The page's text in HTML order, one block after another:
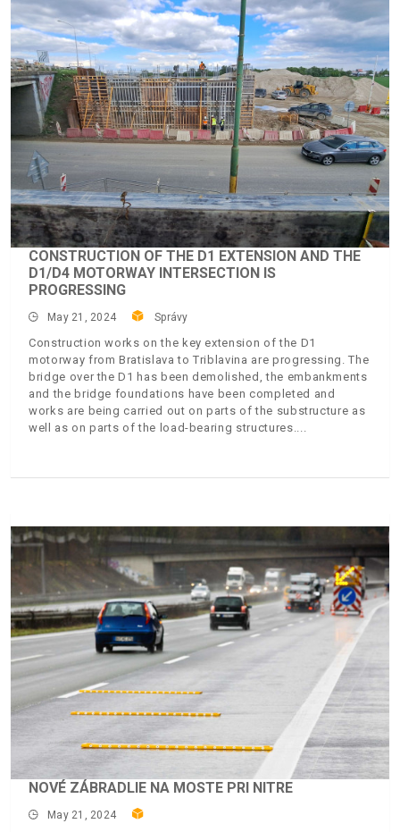
CONSTRUCTION OF THE D1 EXTENSION AND THE
D1/D4 MOTORWAY INTERSECTION IS
PROGRESSING
May 21, 2024 Správy
Construction works on the key extension of the D1
motorway from Bratislava to Triblavina are progressing. The
bridge over the D1 has been demolished, the embankments
and the bridge foundations have been completed and
works are being carried out on parts of the substructure as
well as on parts of the load-bearing structures.
NOVÉ ZÁBRADLIE NA MOSTE PRI NITRE
May 21, 2024